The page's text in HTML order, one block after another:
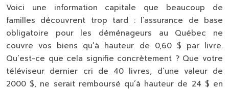
Voici une information capitale que beaucoup de
familles découvrent trop tard : l’assurance de base
obligatoire pour les déménageurs au Québec ne
couvre vos biens qu’à hauteur de 0,60 $ par livre.
Qu’est-ce que cela signifie concrètement ? Que votre
téléviseur dernier cri de 40 livres, d’une valeur de
2000 $, ne serait remboursé qu’à hauteur de 24 $ en